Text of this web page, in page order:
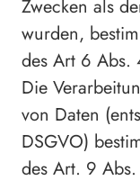
Zwecken als
wurden,
des Art 6 Abs.
Die
von Daten
DSGVO)
des Art. 9